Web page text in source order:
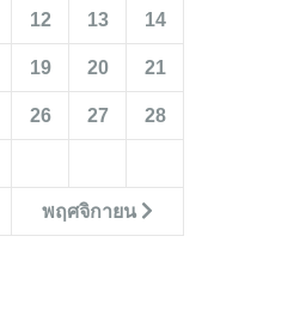
พฤศจิกายน
12 13 14
19 20 21
26 27 28